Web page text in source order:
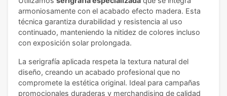
armoniosamente con el acabado efecto madera. Esta
técnica garantiza durabilidad y resistencia al uso
continuado, manteniendo la nitidez de colores incluso
con exposición solar prolongada.
La serigrafía aplicada respeta la textura natural del
diseño, creando un acabado profesional que no
compromete la estética original. Ideal para campañas
promocionales duraderas y merchandising de calidad